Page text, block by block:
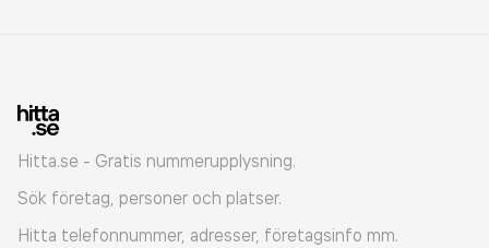
Hitta.se - Gratis nummerupplysning.
Sök företag, personer och platser.
Hitta telefonnummer, adresser, företagsinfo mm.